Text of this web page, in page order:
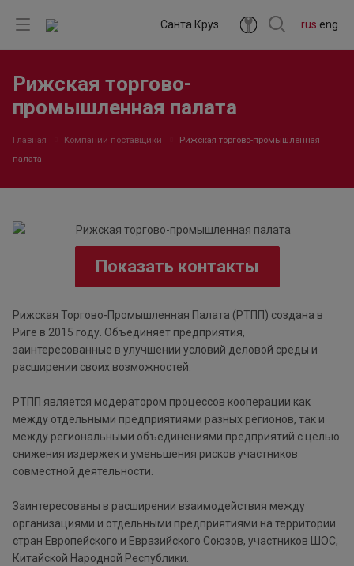
rus eng
Санта Круз
Рижская торгово-
промышленная палата
Главная Компании поставщики
Рижская торгово-промышленная
палата
Показать контакты
Рижская Торгово-Промышленная Палата (РТПП) создана в
Риге в 2015 году. Объединяет предприятия,
заинтересованные в улучшении условий деловой среды и
расширении своих возможностей.
РТПП является модератором процессов кооперации как
между отдельными предприятиями разных регионов, так и
между региональными объединениями предприятий с целью
снижения издержек и уменьшения рисков участников
совместной деятельности.
Заинтересованы в расширении взаимодействия между
организациями и отдельными предприятиями на территории
стран Европейского и Евразийского Союзов, участников ШОС,
Китайской Народной Республики.